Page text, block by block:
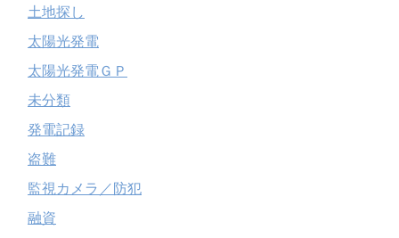
土地探し
太陽光発電
太陽光発電ＧＰ
未分類
発電記録
盗難
監視カメラ／防犯
融資